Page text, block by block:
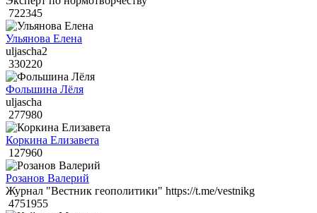
722345
Ульянова Елена
uljascha2
330220
Фольшина Лёля
uljascha
277980
Коркина Елизавета
127960
Розанов Валерий
Журнал "Вестник геополитики" https://t.me/vestnikg
4751955